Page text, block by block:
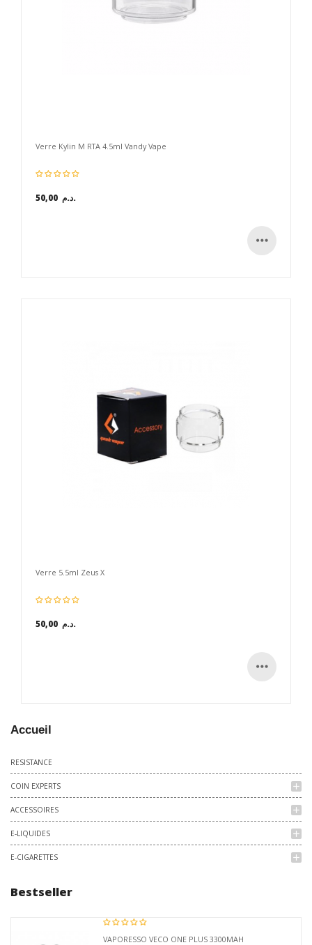
Verre Kylin M RTA 4.5ml Vandy Vape
50,00 د.م.
Verre 5.5ml Zeus X
50,00 د.م.
Accueil
RESISTANCE
COIN EXPERTS add
ACCESSOIRES add
E-LIQUIDES add
E-CIGARETTES add
Bestseller
VAPORESSO VECO ONE PLUS 3300MAH